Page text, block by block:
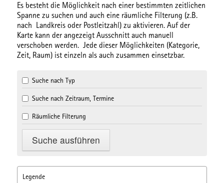
Es besteht die Möglichkeit nach einer bestimmten zeitlichen
Spannezu suchen und auch eine räumliche Filterung (z.B.
nach Landkreis oder Postleitzahl) zu aktivieren. Auf der
Karte kann der angezeigt Ausschnitt auch manuell
verschoben werden. Jede dieser Möglichkeiten (Kategorie,
Zeit, Raum) ist einzeln als auch zusammen einsetzbar.
Suche nach Typ
Suche nach Zeitraum, Termine
Räumliche Filterung
Legende